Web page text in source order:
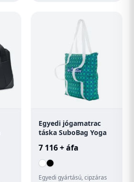
Egyedi jógamatrac
táska SuboBag Yoga
7 116 + áfa
Egyedi gyártású, cipzáras